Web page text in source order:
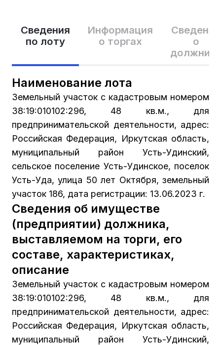
Сведения
по лоту
Информация
о торгах
Сведения
о
Наименование лота
Земельный участок с кадастровым номером
38:19:010102:296, 48 кв.м., для
предпринимательской деятельности, адрес:
Российская Федерация, Иркутская область,
муниципальный район Усть-Удинский,
сельское поселение Усть-Удинское, поселок
Усть-Уда, улица 50 лет Октября, земельный
участок 186, дата регистрации: 13.06.2023 г.
Сведения об имуществе
(предприятии) должника,
выставляемом на торги, его
составе, характеристиках,
описание
Земельный участок с кадастровым номером
38:19:010102:296, 48 кв.м., для
предпринимательской деятельности, адрес:
Российская Федерация, Иркутская область,
муниципальный район Усть-Удинский,